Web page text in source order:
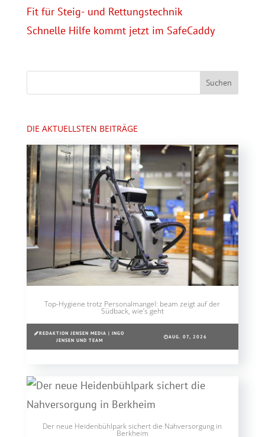
Fit für Steig- und Rettungstechnik
Schnelle Hilfe kommt jetzt im SafeCaddy
DIE AKTUELLSTEN BEITRÄGE
Top-Hygiene trotz Personalmangel: beam zeigt auf der
Südback, wie’s geht
REDAKTION JENSEN MEDIA | INGO
JENSEN UND TEAM
AUG. 07, 2026
Der neue Heidenbühlpark sichert die Nahversorgung in
Berkheim